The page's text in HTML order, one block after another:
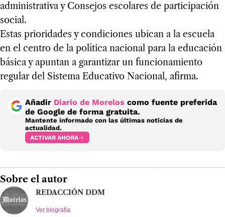
administrativa y Consejos escolares de participación
social.
Estas prioridades y condiciones ubican a la escuela
en el centro de la política nacional para la educación
básica y apuntan a garantizar un funcionamiento
regular del Sistema Educativo Nacional, afirma.
Añadir Diario de Morelos como fuente preferida
de Google de forma gratuita.
Mantente informado con las últimas noticias de
actualidad.
ACTIVAR AHORA
Sobre el autor
REDACCIÓN DDM
Ver biografía